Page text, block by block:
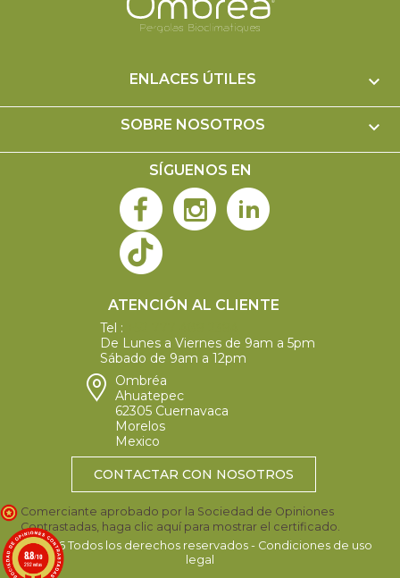
ENLACES ÚTILES 
SOBRE NOSOTROS 
SÍGUENOS EN
ATENCIÓN AL CLIENTE
Tel :
De Lunes a Viernes de 9am a 5pm
Sábado de 9am a 12pm
Ombréa
Ahuatepec
62305 Cuernavaca
Morelos
Mexico
CONTACTAR CON NOSOTROS
Comerciante aprobado por la Sociedad de Opiniones
Contrastadas, haga clic aquí para mostrar el certificado.
©2026 Todos los derechos reservados - Condiciones de uso
legal
8.8/10
292 notas